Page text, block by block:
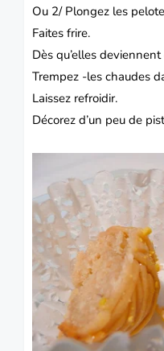
Ou 2/ Plongez les
Faites frire.
Dès qu’elles
Trempez -les chaudes
Laissez refroidir.
Décorez d’un peu de